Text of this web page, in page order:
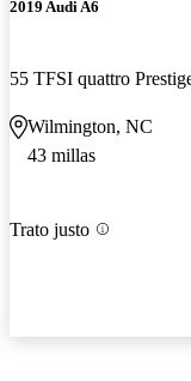
2019 Audi A6
55 TFSI quattro
Wilmington, NC
43 millas
Trato justo